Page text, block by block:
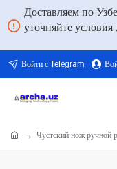
Доставляем по
уточняйте условия
Войти с Telegram
Чустский нож ручной